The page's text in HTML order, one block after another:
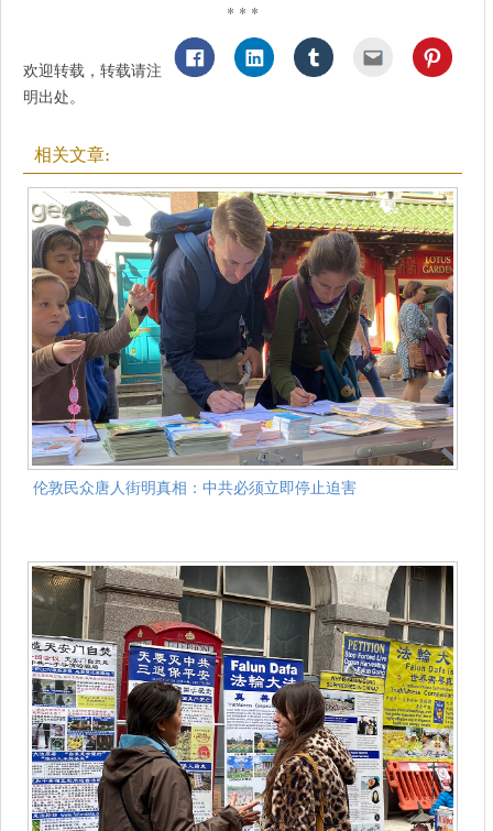
* * *
欢迎转载，转载请注
明出处。
相关文章:
伦敦民众唐人街明真相：中共必须立即停止迫害